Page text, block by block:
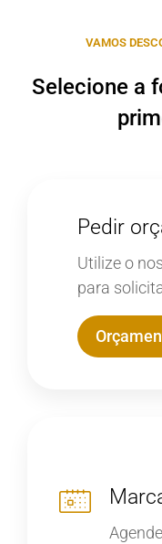
VAMOS
Selecione a
Pedir
Utilize o
para